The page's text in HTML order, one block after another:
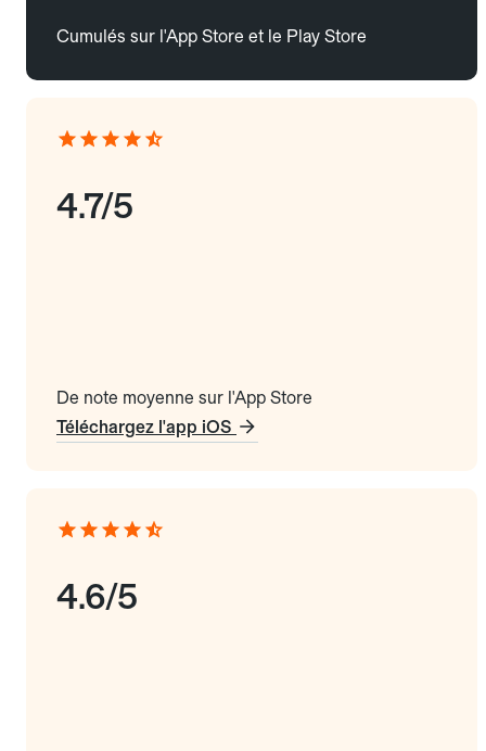
Cumulés sur l'App Store et le Play Store
4.7/5
De note moyenne sur l'App Store
Téléchargez l'app iOS
4.6/5